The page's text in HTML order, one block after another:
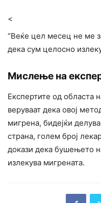
<
“Веќе цел месец не ме
дека сум целосно
Мислење на
Експертите од областа
веруваат дека овој
мигрена, бидејќи
страна, голем број
докази дека бушењето
излекува мигрената.